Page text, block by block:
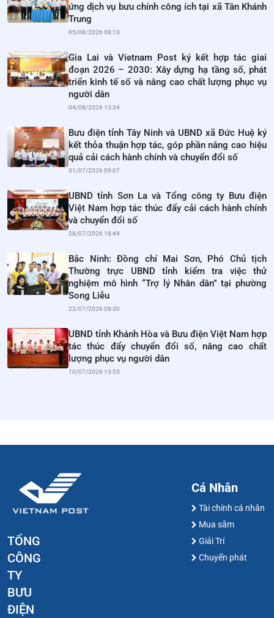
ứng dịch vụ bưu chính công ích tại xã Tân Khánh
Trung
05/08/2026 08:13
Gia Lai và Vietnam Post ký kết hợp tác giai
đoạn 2026 – 2030: Xây dựng hạ tầng số, phát
triển kinh tế số và nâng cao chất lượng phục vụ
người dân
04/08/2026 13:34
Bưu điện tỉnh Tây Ninh và UBND xã Đức Huệ ký
kết thỏa thuận hợp tác, góp phần nâng cao hiệu
quả cải cách hành chính và chuyển đổi số
31/07/2026 09:07
UBND tỉnh Sơn La và Tổng công ty Bưu điện
Việt Nam hợp tác thúc đẩy cải cách hành chính
và chuyển đổi số
28/07/2026 18:44
Bắc Ninh: Đồng chí Mai Sơn, Phó Chủ tịch
Thường trực UBND tỉnh kiểm tra việc thử
nghiệm mô hình “Trợ lý Nhân dân” tại phường
Song Liễu
22/07/2026 08:30
UBND tỉnh Khánh Hòa và Bưu điện Việt Nam hợp
tác thúc đẩy chuyển đổi số, nâng cao chất
lượng phục vụ người dân
10/07/2026 13:55
TỔNG
CÔNG
TY
BƯU
ĐIỆN
Cá Nhân
Tài chính cá nhân
Mua sắm
Giải Trí
Chuyển phát